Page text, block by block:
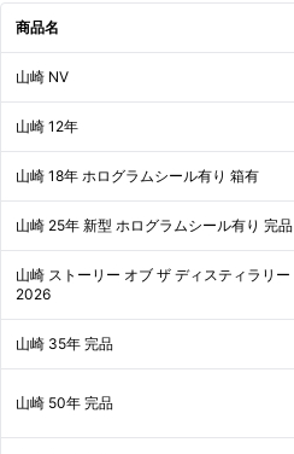
商品名
山崎 NV
山崎 12年
山崎 18年 ホログラムシール有り 箱有
山崎 25年 新型 ホログラムシール有り 完品
山崎 ストーリー オブ ザ ディスティラリー
2026
山崎 35年 完品
山崎 50年 完品